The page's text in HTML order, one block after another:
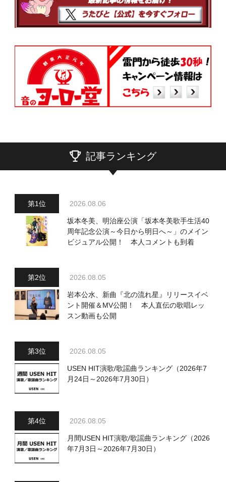
記事ランキング
2026.08.06
坂本冬美、明治座公演「坂本冬美歌手生活40
周年記念公演～今日から明日へ～」のメイン
ビジュアル公開！ 本人コメントも到着
2026.08.05
岩本公水、新曲『北の流れ星』リリースイベ
ント開催＆MV公開！ 本人直伝の歌唱レッ
スン動画も公開
2026.08.05
USEN HIT演歌/歌謡曲ランキング（2026年7
月24日～2026年7月30日）
2026.08.05
月間USEN HIT演歌/歌謡曲ランキング（2026
年7月3日～2026年7月30日）